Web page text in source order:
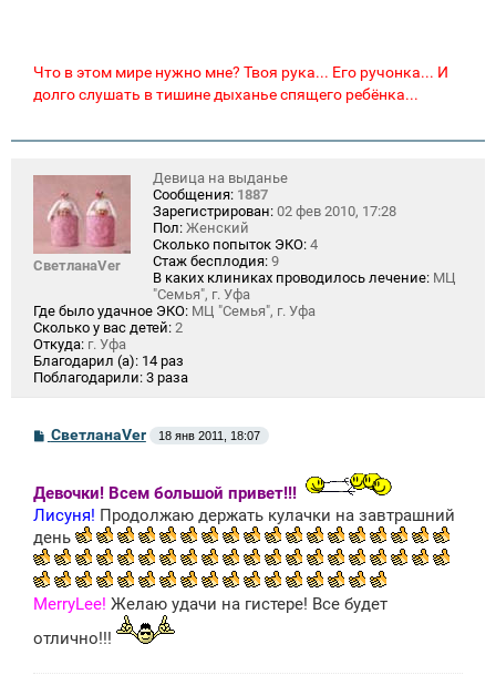
Что в этом мире нужно мне? Твоя рука... Его ручонка... И
долго слушать в тишине дыханье спящего ребёнка...
СветланаVer
Девица на выданье
Сообщения: 1887
Зарегистрирован: 02 фев 2010, 17:28
Пол: Женский
Сколько попыток ЭКО: 4
Стаж бесплодия: 9
В каких клиниках проводилось лечение: МЦ
"Семья", г. Уфа
Где было удачное ЭКО: МЦ "Семья", г. Уфа
Сколько у вас детей: 2
Откуда: г. Уфа
Благодарил (а): 14 раз
Поблагодарили: 3 раза
С
щ
е
н
и
е
СветланаVer 18 янв 2011, 18:07
Девочки! Всем большой привет!!!
Лисуня! Продолжаю держать кулачки на завтрашний
день
MerryLee! Желаю удачи на гистере! Все будет
отлично!!!